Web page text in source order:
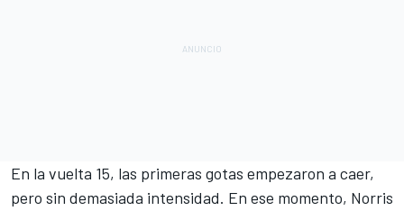
En la vuelta 15, las primeras gotas empezaron a caer,
pero sin demasiada intensidad. En ese momento, Norris